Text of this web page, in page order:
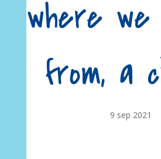
where
from, a
9 sep 2021